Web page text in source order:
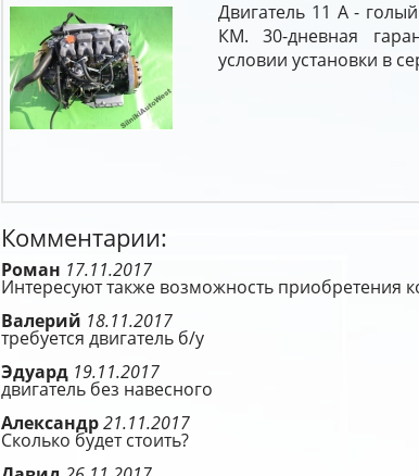
Двигатель 11 A -
КМ. 30-дневная
условии установки в
Комментарии:
Роман 17.11.2017
Интересуют также возможность приобретения
Валерий 18.11.2017
требуется двигатель б/у
Эдуард 19.11.2017
двигатель без навесного
Александр21.11.2017
Сколько будет стоить?